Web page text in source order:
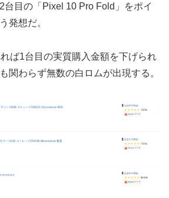
台目の「Pixel 10 Pro Fold」をポイ
発想だ。
ば1台目の実質購入金額を下げられ
関わらず無数の白ロムが出現する。